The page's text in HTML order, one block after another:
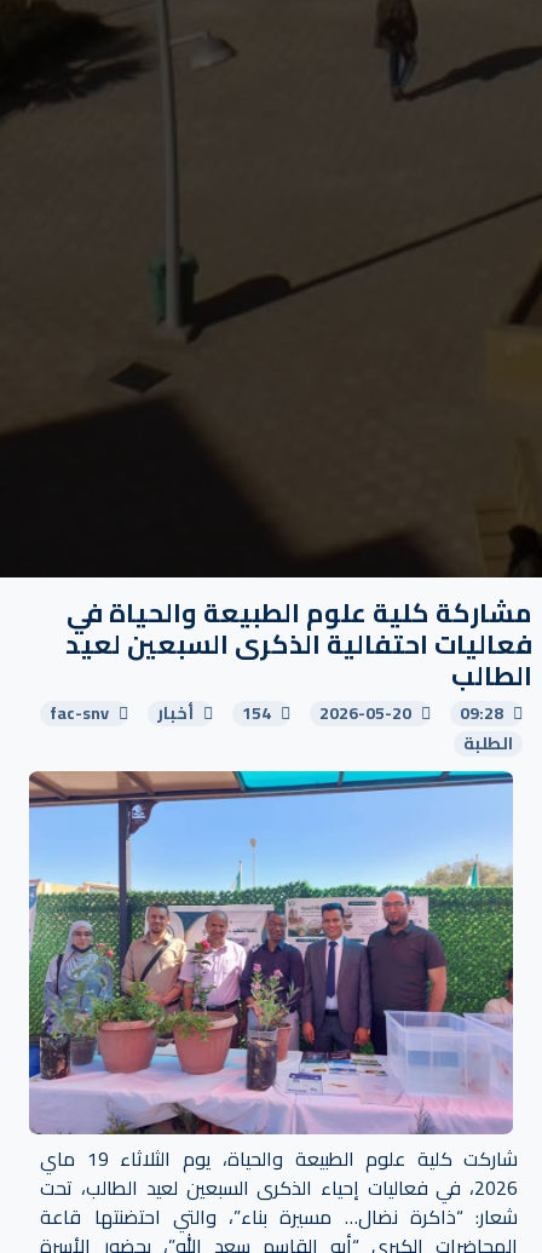
مشاركة كلية علوم الطبيعة والحياة في
فعاليات احتفالية الذكرى السبعين لعيد
الطالب
09:28
2026-05-20
154 أخبار
fac-snv
الطلبة
شاركت كلية علوم الطبيعة والحياة، يوم الثلاثاء 19 ماي
2026، في فعاليات إحياء الذكرى السبعين لعيد الطالب، تحت
شعار: “ذاكرة نضال… مسيرة بناء”، والتي احتضنتها قاعة
المحاضرات الكبرى “أبو القاسم سعد الله”، بحضور الأسرة